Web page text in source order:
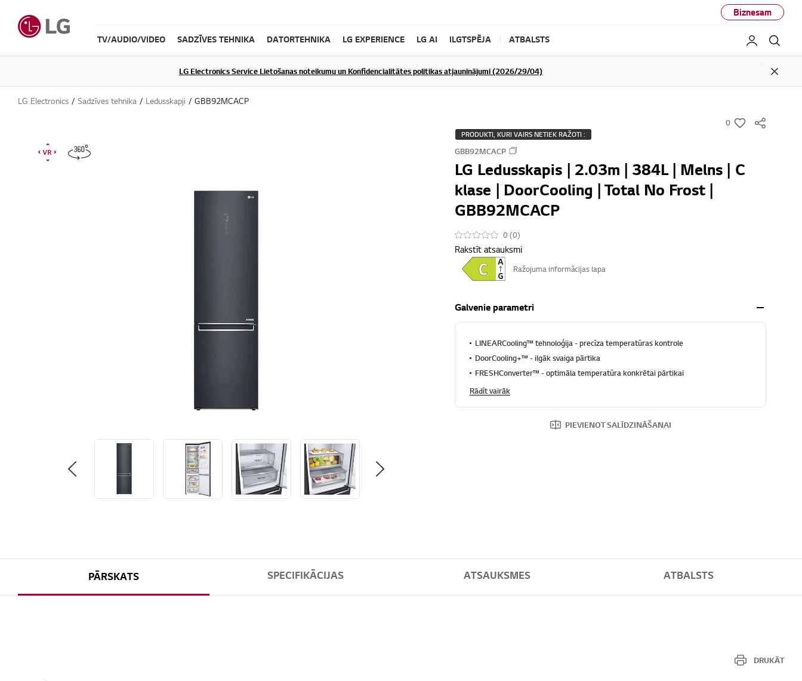
Biznesam
TV/AUDIO/VIDEO SADZĪVES TEHNIKA DATORTEHNIKA LG EXPERIENCE LG AI ILGTSPĒJA ATBALSTS Mans LG
LG Electronics Service Lietošanas noteikumu un Konfidencialitātes politikas atjauninājumi (2026/29/04)
Close
LG Electronics Sadzīves tehnika Ledusskapji GBB92MCACP
0
w
h
PRODUKTI, KURI VAIRS NETIEK RAŽOTI :
GBB92MCACP
LG Ledusskapis | 2.03m | 384L | Melns | C
klase | DoorCooling | Total No Frost |
GBB92MCACP
0 (0)
Rakstīt atsauksmi
Ražojuma informācijas lapa
Galvenie parametri
LINEARCooling™ tehnoloģija - precīza temperatūras kontrole
DoorCooling+™ - ilgāk svaiga pārtika
FRESHConverter™ - optimāla temperatūra konkrētai pārtikai
Rādīt vairāk
PIEVIENOT SALĪDZINĀŠANAI
PĀRSKATS SPECIFIKĀCIJAS ATSAUKSMES ATBALSTS
DRUKĀT